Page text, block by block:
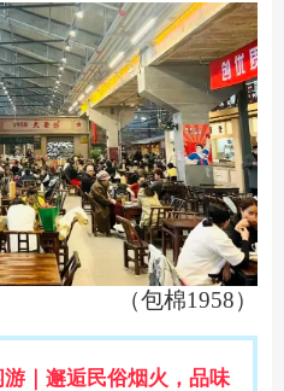
棉1958）
｜邂逅民俗烟火，品味